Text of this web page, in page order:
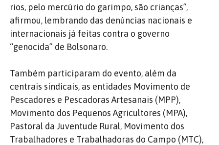
rios, pelo mercúrio do garimpo, são crianças”,
afirmou, lembrando das denúncias nacionais e
internacionais já feitas contra o governo
“genocida” de Bolsonaro.
Também participaram do evento, além da
centrais sindicais, as entidades Movimento de
Pescadores e Pescadoras Artesanais (MPP),
Movimento dos Pequenos Agricultores (MPA),
Pastoral da Juventude Rural, Movimento dos
Trabalhadores e Trabalhadoras do Campo (MTC),